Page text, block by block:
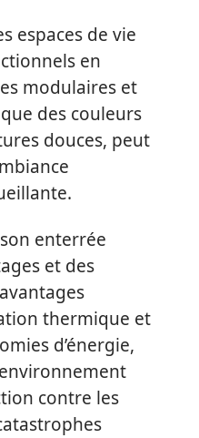
espaces de vie
en
modulaires et
des couleurs
douces, peut
enterrée
et des
thermique et
d’énergie,
contre les